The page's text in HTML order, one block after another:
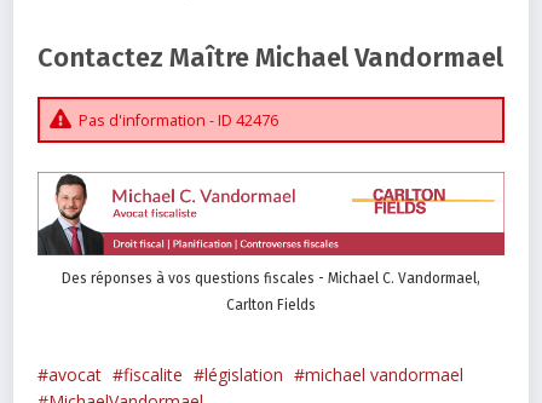
Contactez Maître Michael Vandormael
Pas d'information - ID 42476
Des réponses à vos questions fiscales - Michael C. Vandormael,
Carlton Fields
avocat fiscalite législation
michael vandormael